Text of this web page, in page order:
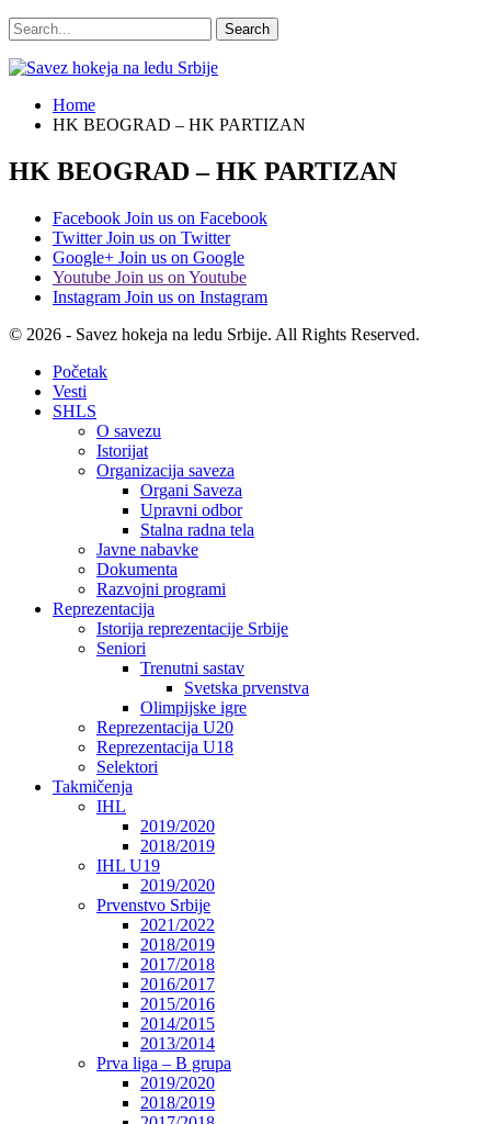
Home
HK BEOGRAD – HK PARTIZAN
HK BEOGRAD – HK PARTIZAN
Facebook Join us on Facebook
Twitter Join us on Twitter
Google+ Join us on Google
Youtube Join us on Youtube
Instagram Join us on Instagram
© 2026 - Savez hokeja na ledu Srbije. All Rights Reserved.
Početak
Vesti
SHLS
O savezu
Istorijat
Organizacija saveza
Organi Saveza
Upravni odbor
Stalna radna tela
Javne nabavke
Dokumenta
Razvojni programi
Reprezentacija
Istorija reprezentacije Srbije
Seniori
Trenutni sastav
Svetska prvenstva
Olimpijske igre
Reprezentacija U20
Reprezentacija U18
Selektori
Takmičenja
IHL
2019/2020
2018/2019
IHL U19
2019/2020
Prvenstvo Srbije
2021/2022
2018/2019
2017/2018
2016/2017
2015/2016
2014/2015
2013/2014
Prva liga – B grupa
2019/2020
2018/2019